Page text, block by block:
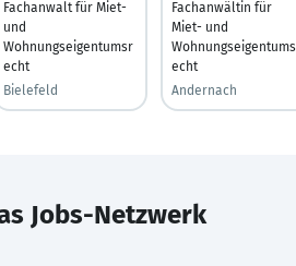
Fachanwalt für Miet-
und
Wohnungseigentumsr
echt
Bielefeld
Fachanwältin für
Miet- und
echt
Andernach
Jobs-Netzwerk